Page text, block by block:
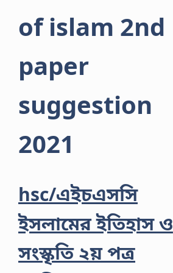
of islam 2nd
paper
suggestion
2021
hsc/এইচএসসি
ইসলামের ইতিহাস ও
সংস্কৃতি ২য় পত্র